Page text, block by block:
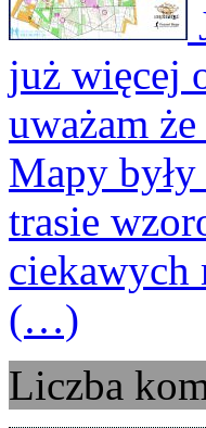
już więcej
uważam
Mapy
trasie
ciekawych
(…)
Liczba